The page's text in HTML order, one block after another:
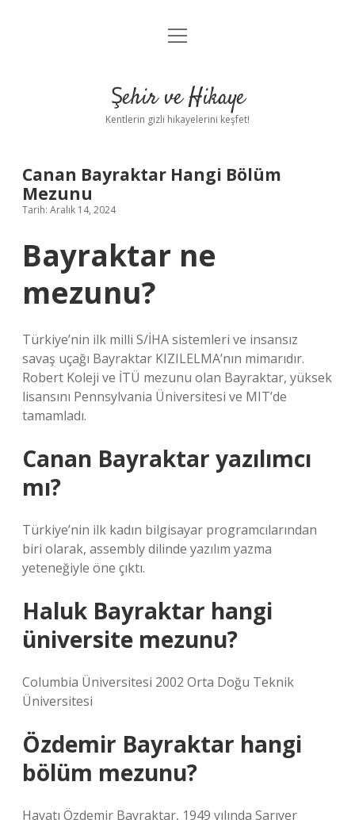
Anasayfa
Yasal Uyarı
menüyü
Şehir ve Hikaye
Kentlerin gizli hikayelerini keşfet!
Canan Bayraktar Hangi Bölüm
Mezunu
Tarih: Aralık 14, 2024
Bayraktar ne
mezunu?
Türkiye’nin ilk milli S/İHA sistemleri ve insansız
savaş uçağı Bayraktar KIZILELMA’nın mimarıdır.
Robert Koleji ve İTÜ mezunu olan Bayraktar, yüksek
lisansını Pennsylvania Üniversitesi ve MIT’de
tamamladı.
Canan Bayraktar yazılımcı
mı?
Türkiye’nin ilk kadın bilgisayar programcılarından
biri olarak, assembly dilinde yazılım yazma
yeteneğiyle öne çıktı.
Haluk Bayraktar hangi
üniversite mezunu?
Columbia Üniversitesi 2002 Orta Doğu Teknik
Üniversitesi
Özdemir Bayraktar hangi
bölüm mezunu?
Hayatı Özdemir Bayraktar, 1949 yılında Sarıyer